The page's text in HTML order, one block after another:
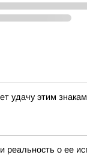
удачу этим знакам
о ее